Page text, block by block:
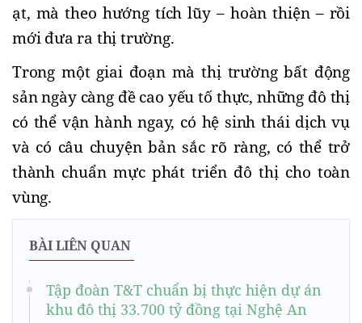
ạt, mà theo hướng tích lũy – hoàn thiện – rồi
mới đưa ra thị trường.
Trong một giai đoạn mà thị trường bất động
sản ngày càng đề cao yếu tố thực, những đô thị
có thể vận hành ngay, có hệ sinh thái dịch vụ
và có câu chuyện bản sắc rõ ràng, có thể trở
thành chuẩn mực phát triển đô thị cho toàn
vùng.
BÀI LIÊN QUAN
Tập đoàn T&T chuẩn bị thực hiện dự án
khu đô thị 33.700 tỷ đồng tại Nghệ An